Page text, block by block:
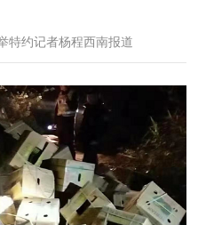
特约记者杨程西南报道